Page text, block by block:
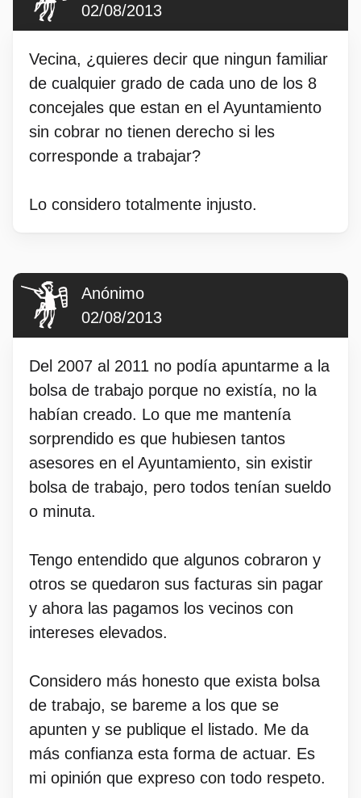
02/08/2013
Vecina, ¿quieres decir que ningun familiar
de cualquier grado de cada uno de los 8
concejales que estan en el Ayuntamiento
sin cobrar no tienen derecho si les
corresponde a trabajar?
Lo considero totalmente injusto.
Anónimo
02/08/2013
Del 2007 al 2011 no podía apuntarme a la
bolsa de trabajo porque no existía, no la
habían creado. Lo que me mantenía
sorprendido es que hubiesen tantos
asesores en el Ayuntamiento, sin existir
bolsa de trabajo, pero todos tenían sueldo
o minuta.
Tengo entendido que algunos cobraron y
otros se quedaron sus facturas sin pagar
y ahora las pagamos los vecinos con
intereses elevados.
Considero más honesto que exista bolsa
de trabajo, se bareme a los que se
apunten y se publique el listado. Me da
más confianza esta forma de actuar. Es
mi opinión que expreso con todo respeto.